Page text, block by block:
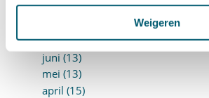
Weigeren
september (8)
juli (14)
juni (13)
mei (13)
april (15)